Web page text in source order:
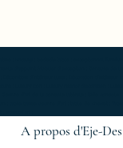
A propos d'Eje-